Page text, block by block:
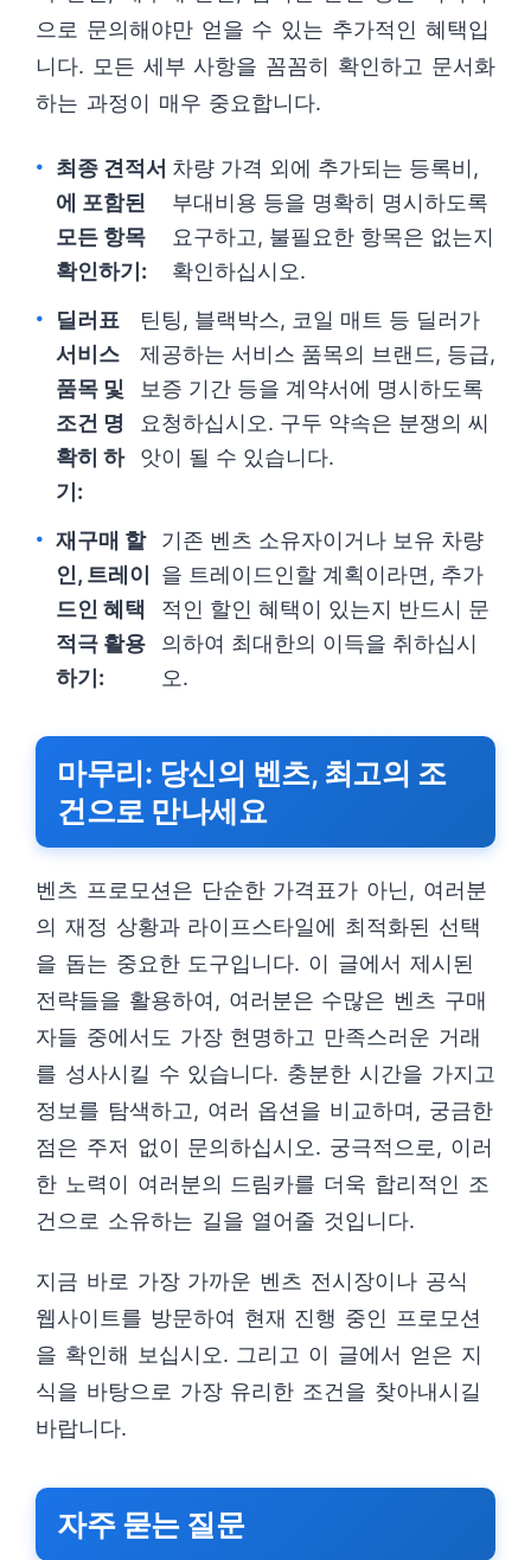
으로 문의해야만 얻을 수 있는 추가적인 혜택입
니다. 모든 세부 사항을 꼼꼼히 확인하고 문서화
하는 과정이 매우 중요합니다.
최종 견적서
에 포함된
모든 항목
확인하기:
차량 가격 외에 추가되는 등록비,
부대비용 등을 명확히 명시하도록
요구하고, 불필요한 항목은 없는지
확인하십시오.
딜러표
서비스
품목 및
조건 명
확히 하
기:
틴팅, 블랙박스, 코일 매트 등 딜러가
제공하는 서비스 품목의 브랜드, 등급,
보증 기간 등을 계약서에 명시하도록
요청하십시오. 구두 약속은 분쟁의 씨
앗이 될 수 있습니다.
재구매 할
인, 트레이
드인 혜택
적극 활용
하기:
기존 벤츠 소유자이거나 보유 차량
을 트레이드인할 계획이라면, 추가
적인 할인 혜택이 있는지 반드시 문
의하여 최대한의 이득을 취하십시
오.
마무리: 당신의 벤츠, 최고의 조
건으로 만나세요
벤츠 프로모션은 단순한 가격표가 아닌, 여러분
의 재정 상황과 라이프스타일에 최적화된 선택
을 돕는 중요한 도구입니다. 이 글에서 제시된
전략들을 활용하여, 여러분은 수많은 벤츠 구매
자들 중에서도 가장 현명하고 만족스러운 거래
를 성사시킬 수 있습니다. 충분한 시간을 가지고
정보를 탐색하고, 여러 옵션을 비교하며, 궁금한
점은 주저 없이 문의하십시오. 궁극적으로, 이러
한 노력이 여러분의 드림카를 더욱 합리적인 조
건으로 소유하는 길을 열어줄 것입니다.
지금 바로 가장 가까운 벤츠 전시장이나 공식
웹사이트를 방문하여 현재 진행 중인 프로모션
을 확인해 보십시오. 그리고 이 글에서 얻은 지
식을 바탕으로 가장 유리한 조건을 찾아내시길
바랍니다.
자주 묻는 질문